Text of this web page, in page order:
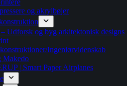
og akrylbøjer
Udforsk og byg arkitektonisk designs
Ingeniørvidenskab
Makedo
| Smart Paper Airplanes